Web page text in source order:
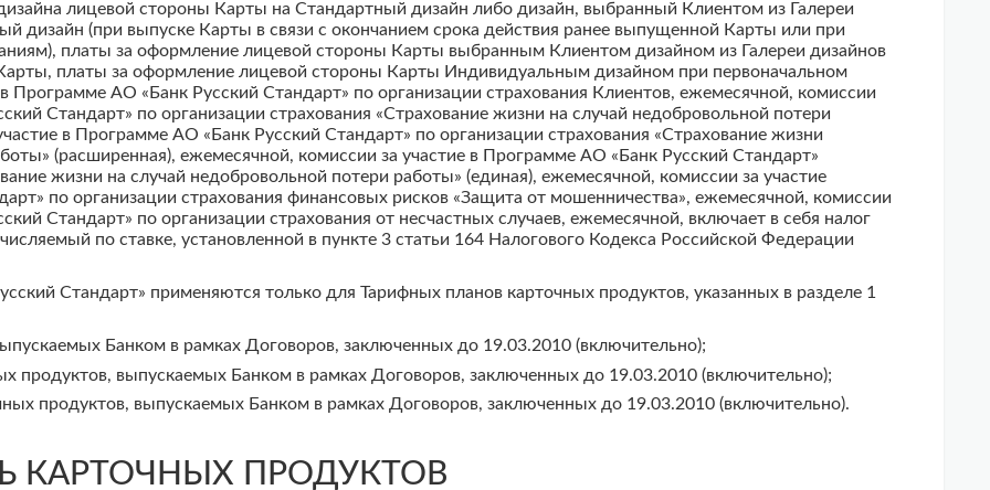
лицевой стороны Карты на Стандартный дизайн либо дизайн, выбранный Клиентом из Галереи
дизайн (при выпуске Карты в связи с окончанием срока действия ранее выпущенной Карты или при
платы за оформление лицевой стороны Карты выбранным Клиентом дизайном из Галереи дизайнов
платы за оформление лицевой стороны Карты Индивидуальным дизайном при первоначальном
Программе АО «Банк Русский Стандарт» по организации страхования Клиентов, ежемесячной, комиссии
Стандарт» по организации страхования «Страхование жизни на случай недобровольной потери
в Программе АО «Банк Русский Стандарт» по организации страхования «Страхование жизни
(расширенная), ежемесячной, комиссии за участие в Программе АО «Банк Русский Стандарт»
жизни на случай недобровольной потери работы» (единая), ежемесячной, комиссии за участие
по организации страхования финансовых рисков «Защита от мошенничества», ежемесячной, комиссии
Стандарт» по организации страхования от несчастных случаев, ежемесячной, включает в себя налог
по ставке, установленной в пункте 3 статьи 164 Налогового Кодекса Российской Федерации
Стандарт» применяются только для Тарифных планов карточных продуктов, указанных в разделе 1
Банком в рамках Договоров, заключенных до 19.03.2010 (включительно);
продуктов, выпускаемых Банком в рамках Договоров, заключенных до 19.03.2010 (включительно);
продуктов, выпускаемых Банком в рамках Договоров, заключенных до 19.03.2010 (включительно).
КАРТОЧНЫХ ПРОДУКТОВ